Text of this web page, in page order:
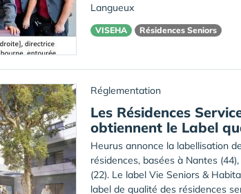
Langueux
VISEHA Résidences Seniors
Réglementation
Les Résidences
obtiennent le Label
Heurus annonce la labellisation
résidences, basées à Nantes
(22). Le label Vie Seniors &
label de qualité des résidences